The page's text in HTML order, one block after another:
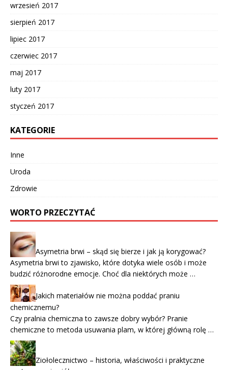
wrzesień 2017
sierpień 2017
lipiec 2017
czerwiec 2017
maj 2017
luty 2017
styczeń 2017
KATEGORIE
Inne
Uroda
Zdrowie
WORTO PRZECZYTAĆ
Asymetria brwi – skąd się bierze i jak ją korygować?
Asymetria brwi to zjawisko, które dotyka wiele osób i może
budzić różnorodne emocje. Choć dla niektórych może …
Jakich materiałów nie można poddać praniu
chemicznemu?
Czy pralnia chemiczna to zawsze dobry wybór? Pranie
chemiczne to metoda usuwania plam, w której główną rolę …
Ziołolecznictwo – historia, właściwości i praktyczne